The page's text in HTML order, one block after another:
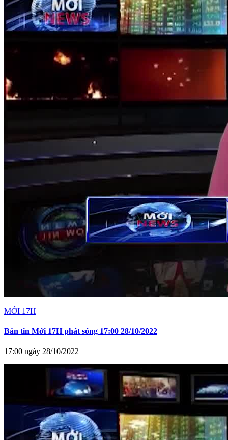
MỚI 17H
Bản tin Mới 17H phát sóng 17:00 28/10/2022
17:00 ngày 28/10/2022